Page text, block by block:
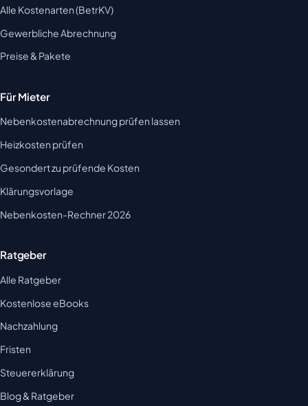
Alle Kostenarten (BetrKV)
Gewerbliche Abrechnung
Preise & Pakete
Für Mieter
Nebenkostenabrechnung prüfen lassen
Heizkosten prüfen
Gesondert zu prüfende Kosten
Klärungsvorlage
Nebenkosten-Rechner 2026
Ratgeber
Alle Ratgeber
Kostenlose eBooks
Nachzahlung
Fristen
Steuererklärung
Blog & Ratgeber